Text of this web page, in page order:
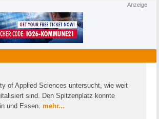
Anzeige
of Applied Sciences untersucht, wie weit
sind. Den Spitzenplatz konnte
und Essen. mehr...